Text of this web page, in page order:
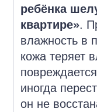
ребёнка
квартире».
влажность в
кожа теряет
иногда
он не